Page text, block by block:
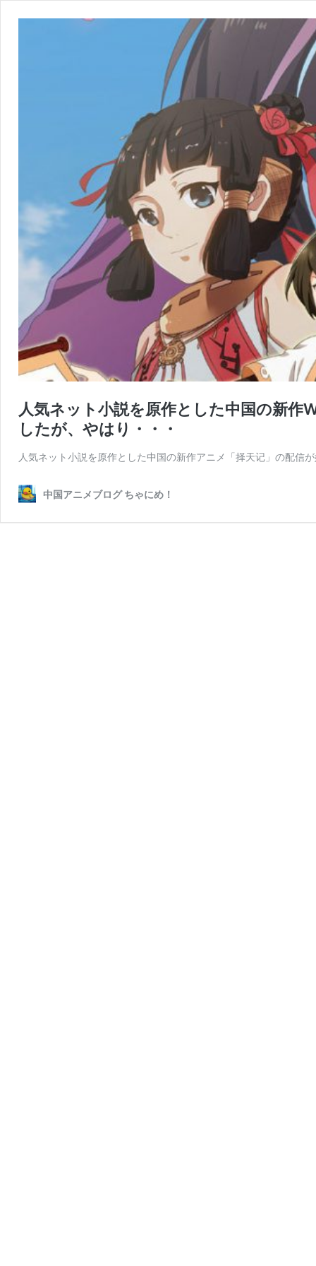
人気ネット小説を原作とした中国の新作
したが、やはり・・・
人気ネット小説を原作とした中国の新作アニメ「择天记」の配
中国アニメブログ ちゃにめ！